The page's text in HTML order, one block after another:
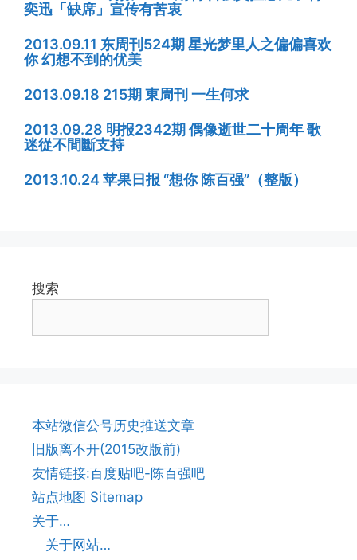
奕迅「缺席」宣传有苦衷
2013.09.11 东周刊524期 星光梦里人之偏偏喜欢
你 幻想不到的优美
2013.09.18 215期 東周刊 一生何求
2013.09.28 明报2342期 偶像逝世二十周年 歌
迷從不間斷支持
2013.10.24 苹果日报 “想你 陈百强”（整版）
搜索
本站微信公号历史推送文章
旧版离不开(2015改版前)
友情链接:百度贴吧-陈百强吧
站点地图 Sitemap
关于…
关于网站…